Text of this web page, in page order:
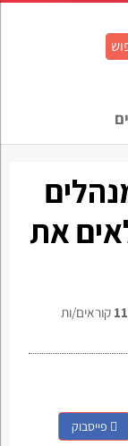
את
קוראים/ות
פייסבוק